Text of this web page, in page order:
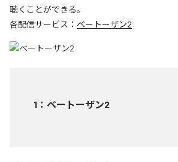
聴くことができる。
各配信サービス： ベートーザン2
1 ： ベートーザン2